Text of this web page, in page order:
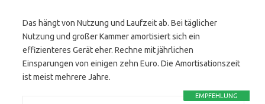
Das hängt von Nutzung und Laufzeit ab. Bei täglicher
Nutzung und großer Kammer amortisiert sich ein
effizienteres Gerät eher. Rechne mit jährlichen
Einsparungen von einigen zehn Euro. Die Amortisationszeit
ist meist mehrere Jahre.
EMPFEHLUNG